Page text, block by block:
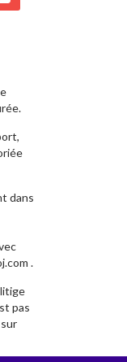
dans
.
pas